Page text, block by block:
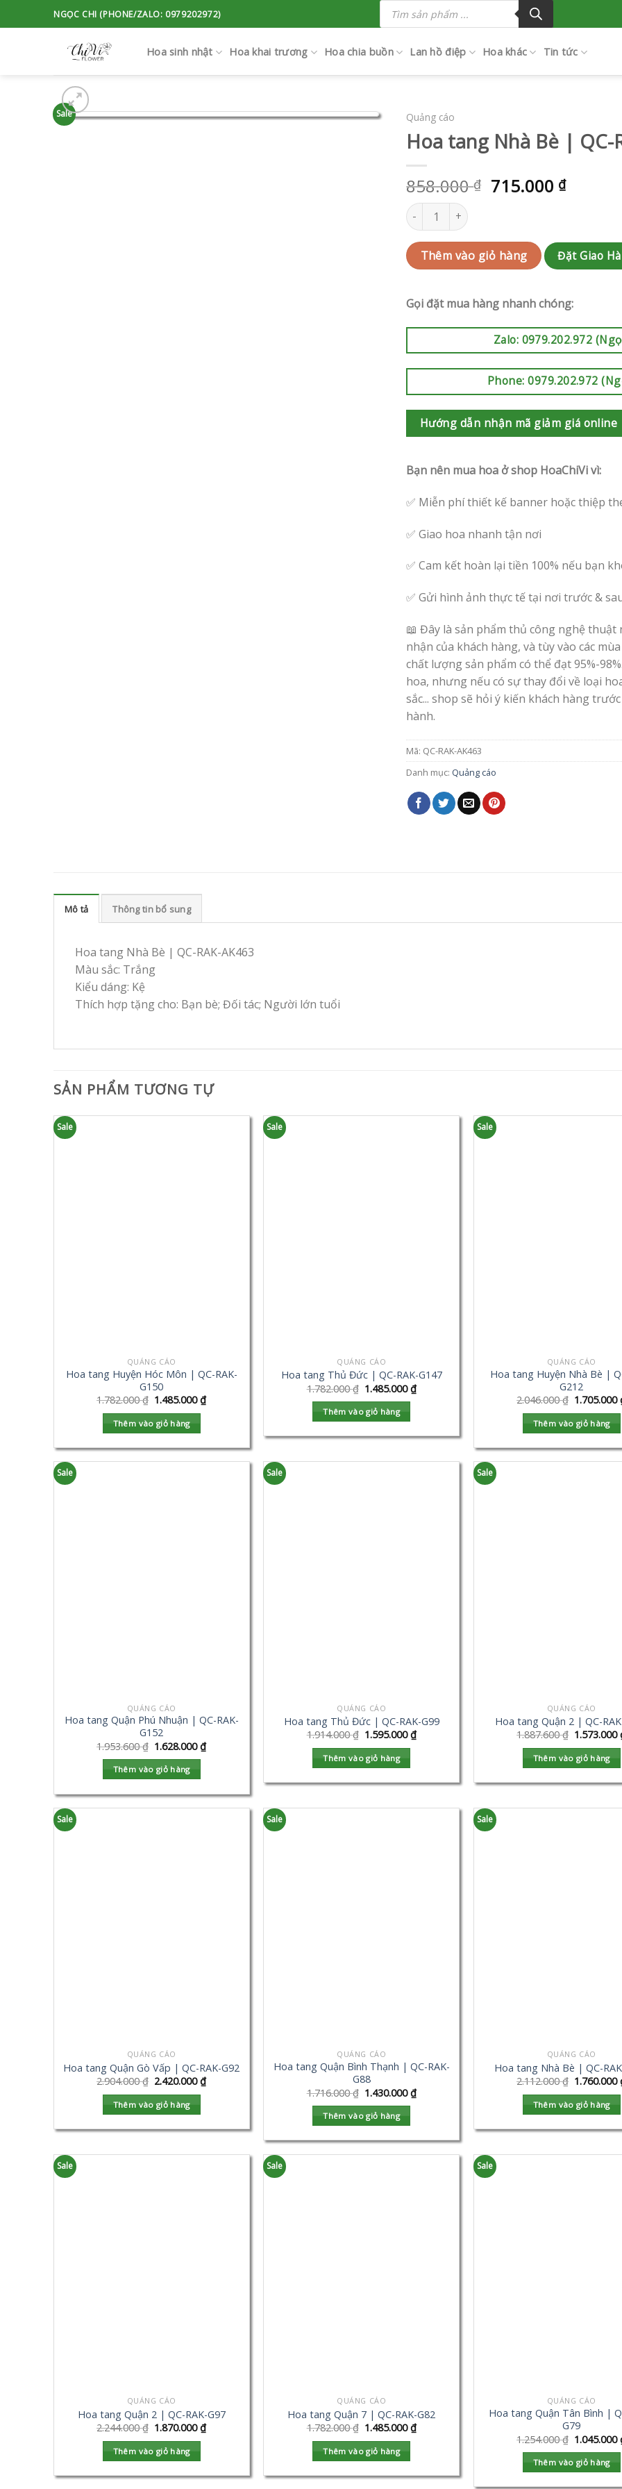
to
NGỌC CHI (PHONE/ZALO: 0979202972)
Tìm
kiếm
phẩm
Hoa sinh nhật Hoa khai trương Hoa chia buồn Lan hồ điệp Hoa khác Tin tức
Sale Quảng cáo
Hoa tang Nhà Bè | QC-
858.000₫ 715.000 ₫
Hoa tang Nhà Bè | QC-RAK-AK463 số lượng
Thêm vào giỏ hàng Đặt Giao
Gọi đặt mua hàng nhanh chóng:
Zalo: 0979.202.972
Phone: 0979.202.972
Hướng dẫn nhận mã giảm giá online
Bạn nên mua hoa ở shop HoaChiVi vì:
✅ Miễn phí thiết kế banner hoặc thiệp
✅ Giao hoa nhanh tận nơi
✅ Cam kết hoàn lại tiền 100% nếu bạn
✅ Gửi hình ảnh thực tế tại nơi trước &
📖 Đây là sản phẩm thủ công nghệ thuật
nhận của khách hàng, và tùy vào các
chất lượng sản phẩm có thể đạt 95%-
hoa, nhưng nếu có sự thay đổi về loại
sắc... shop sẽ hỏi ý kiến khách hàng
hành.
Mã: QC-RAK-AK463
Danh mục: Quảng cáo
Mô tả Thông tin bổ sung
Hoa tang Nhà Bè | QC-RAK-AK463
Màu sắc: Trắng
Kiểu dáng: Kệ
Thích hợp tặng cho: Bạn bè; Đối tác; Người lớn tuổi
SẢN PHẨM TƯƠNG TỰ
Sale
QUẢNG CÁO
Hoa tang Huyện Hóc Môn | QC-RAK-
G150
1.782.000₫ 1.485.000₫
Thêm vào giỏ hàng
Sale
QUẢNG CÁO
Hoa tang Thủ Đức | QC-RAK-G147
1.782.000₫ 1.485.000₫
Thêm vào giỏ hàng
Sale
QUẢNG CÁO
Hoa tang Huyện Nhà Bè |
G212
2.046.000₫ 1.705.000
Thêm vào giỏ hàng
Sale
QUẢNG CÁO
Hoa tang Quận Phú Nhuận | QC-RAK-
G152
1.953.600₫ 1.628.000₫
Thêm vào giỏ hàng
Sale
QUẢNG CÁO
Hoa tang Thủ Đức | QC-RAK-G99
1.914.000₫ 1.595.000₫
Thêm vào giỏ hàng
Sale
QUẢNG CÁO
Hoa tang Quận 2 | QC-
1.887.600₫ 1.573.000
Thêm vào giỏ hàng
Sale
QUẢNG CÁO
Hoa tang Quận Gò Vấp | QC-RAK-G92
2.904.000₫ 2.420.000₫
Thêm vào giỏ hàng
Sale
QUẢNG CÁO
Hoa tang Quận Bình Thạnh | QC-RAK-
G88
1.716.000₫ 1.430.000₫
Thêm vào giỏ hàng
Sale
QUẢNG CÁO
Hoa tang Nhà Bè | QC-
2.112.000₫ 1.760.000
Thêm vào giỏ hàng
Sale
QUẢNG CÁO
Hoa tang Quận 2 | QC-RAK-G97
2.244.000₫ 1.870.000₫
Thêm vào giỏ hàng
Sale
QUẢNG CÁO
Hoa tang Quận 7 | QC-RAK-G82
1.782.000₫ 1.485.000₫
Thêm vào giỏ hàng
Sale
QUẢNG CÁO
Hoa tang Quận Tân Bình |
G79
1.254.000₫ 1.045.000
Thêm vào giỏ hàng